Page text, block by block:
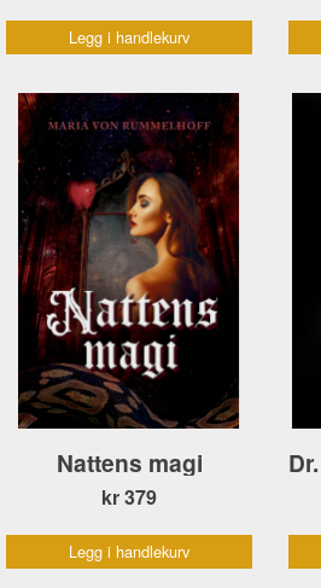
Legg i handlekurv
Nattens magi
kr 379
Legg i handlekurv